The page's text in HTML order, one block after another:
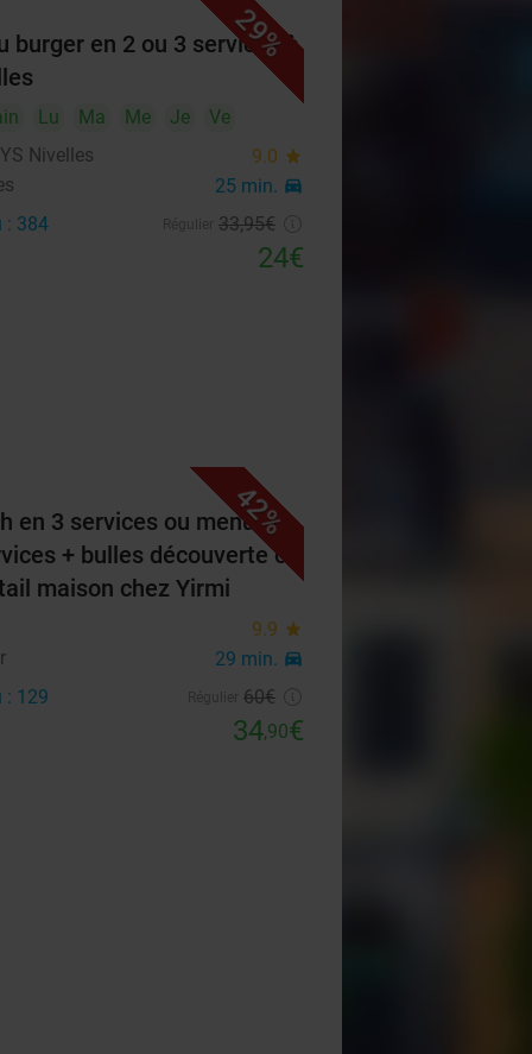
29%
burger en 2 ou 3 services à
Lu Ma Me Je
Ve
Nivelles
9.0 star
25 min. directions_car
: 384 33,95€
24€
42%
en 3 services ou menu en
+ bulles découverte ou
maison chez Yirmi
9.9 star
29 min. directions_car
: 129 60€
34,90€